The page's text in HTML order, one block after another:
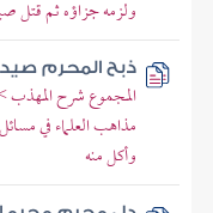
ولزمه جزاؤه ثم قتل
ذبح المحرم
المجموع شرح المهذب
مذاهب العلماء في
وأكل منه